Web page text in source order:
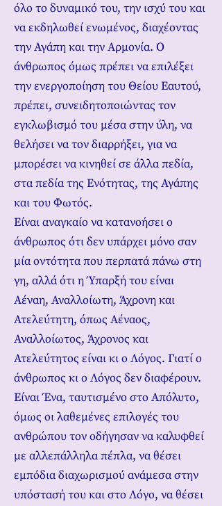
όλο το δυναμικό του, την ισχύ του και
να εκδηλωθεί ενωμένος, διαχέοντας
την Αγάπη και την Αρμονία. Ο
άνθρωπος όμως πρέπει να επιλέξει
την ενεργοποίηση του Θείου Εαυτού,
πρέπει, συνειδητοποιώντας τον
εγκλωβισμό του μέσα στην ύλη, να
θελήσει να τον διαρρήξει, για να
μπορέσει να κινηθεί σε άλλα πεδία,
στα πεδία της Ενότητας, της Αγάπης
και του Φωτός.
Είναι αναγκαίο να κατανοήσει ο
άνθρωπος ότι δεν υπάρχει μόνο σαν
μία οντότητα που περπατά πάνω στη
γη, αλλά ότι η Ύπαρξή του είναι
Αέναη, Αναλλοίωτη, Άχρονη και
Ατελεύτητη, όπως Αέναος,
Αναλλοίωτος, Άχρονος και
Ατελεύτητος είναι κι ο Λόγος. Γιατί ο
άνθρωπος κι ο Λόγος δεν διαφέρουν.
Είναι Ένα, ταυτισμένο στο Απόλυτο,
όμως οι λαθεμένες επιλογές του
ανθρώπου τον οδήγησαν να καλυφθεί
με αλλεπάλληλα πέπλα, να θέσει
εμπόδια διαχωρισμού ανάμεσα στην
υπόστασή του και στο Λόγο, να θέσει